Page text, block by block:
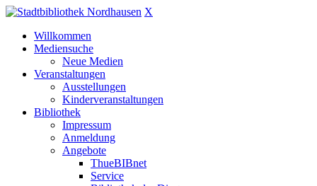
X
Willkommen
Mediensuche
Neue Medien
Veranstaltungen
Ausstellungen
Kinderveranstaltungen
Bibliothek
Impressum
Anmeldung
Angebote
ThueBIBnet
Service